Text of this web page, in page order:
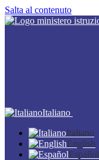
Salta al contenuto
Italiano
Italiano
English
Español